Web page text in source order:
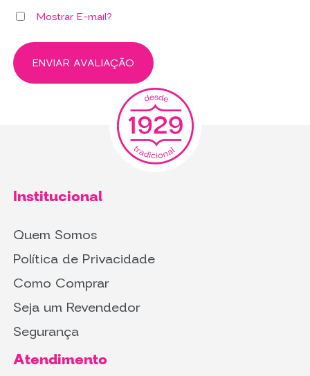
Mostrar E-mail?
ENVIAR AVALIAÇÃO
Institucional
Quem Somos
Política de Privacidade
Como Comprar
Seja um Revendedor
Segurança
Atendimento